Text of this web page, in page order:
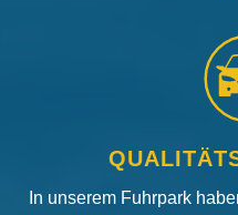
In unserem Fuhrpark